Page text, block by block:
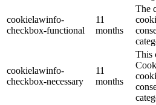
cookielawinfo-
checkbox-functional
11
months
The
cookielawinfo-
checkbox-necessary
11
months
This